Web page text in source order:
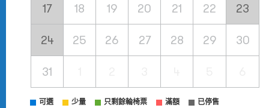
17 18 19 20 21 22 23
24 25 26 27 28 29 30
31
可選 少量 只剩餘輪椅票 滿額 已停售